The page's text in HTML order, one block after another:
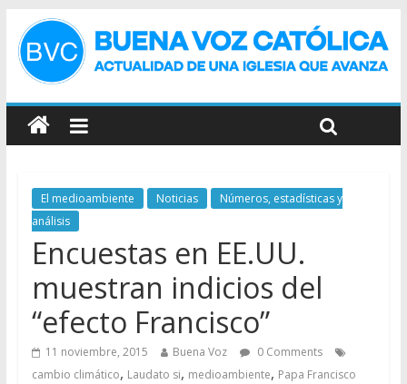
El medioambiente Noticias
Números, estadísticas y
análisis
Encuestas en EE.UU.
muestran indicios del
“efecto Francisco”
11 noviembre, 2015 Buena Voz
0 Comments
cambio climático, Laudato si, medioambiente, Papa Francisco